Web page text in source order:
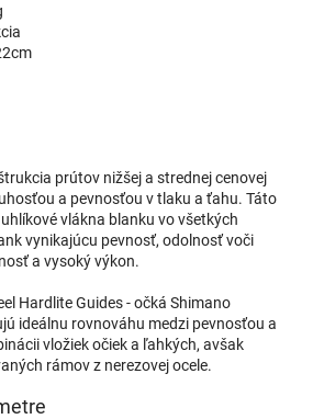
prútov nižšej a strednej cenovej
a pevnosťou v tlaku a ťahu. Táto
vlákna blanku vo všetkých
vynikajúcu pevnosť, odolnosť voči
a vysoký výkon.
Hardlite Guides - očká Shimano
ideálnu rovnováhu medzi pevnosťou a
vložiek očiek a ľahkých, avšak
rámov z nerezovej ocele.